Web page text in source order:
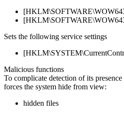
Sets the following service settings
Malicious functions
To complicate detection of its
forces the system hide from view:
hidden files